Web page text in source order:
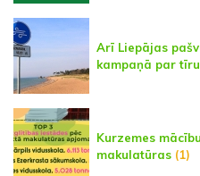
Arī Liepājas
kampaņā par
Kurzemes
makulatūras (1)